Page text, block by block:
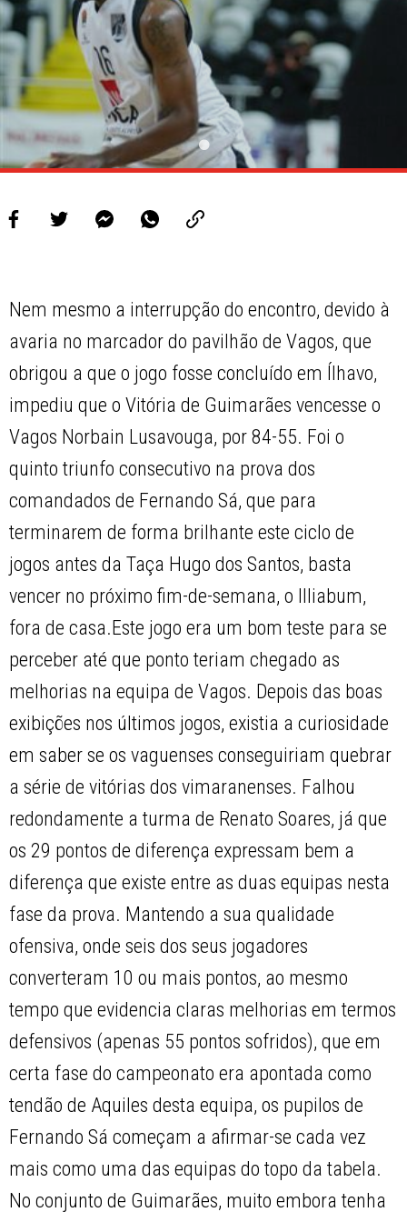
PROJETOS
LIGA BETCLIC MASCULINA
LIGA BETCLIC FEMININA
Nem mesmo a interrupção do encontro, devido à
avaria no marcador do pavilhão de Vagos, que
obrigou a que o jogo fosse concluído em Ílhavo,
impediu que o Vitória de Guimarães vencesse o
Vagos Norbain Lusavouga, por 84-55. Foi o
quinto triunfo consecutivo na prova dos
comandados de Fernando Sá, que para
terminarem de forma brilhante este ciclo de
jogos antes da Taça Hugo dos Santos, basta
vencer no próximo fim-de-semana, o Illiabum,
fora de casa.Este jogo era um bom teste para se
perceber até que ponto teriam chegado as
melhorias na equipa de Vagos. Depois das boas
exibições nos últimos jogos, existia a curiosidade
em saber se os vaguenses conseguiriam quebrar
a série de vitórias dos vimaranenses. Falhou
redondamente a turma de Renato Soares, já que
os 29 pontos de diferença expressam bem a
diferença que existe entre as duas equipas nesta
fase da prova. Mantendo a sua qualidade
ofensiva, onde seis dos seus jogadores
converteram 10 ou mais pontos, ao mesmo
tempo que evidencia claras melhorias em termos
defensivos (apenas 55 pontos sofridos), que em
certa fase do campeonato era apontada como
tendão de Aquiles desta equipa, os pupilos de
Fernando Sá começam a afirmar-se cada vez
mais como uma das equipas do topo da tabela.
No conjunto de Guimarães, muito embora tenha